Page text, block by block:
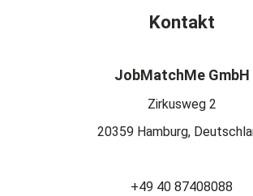
Kontakt
JobMatchMe GmbH
Zirkusweg 2
20359 Hamburg,
+49 40 87408088